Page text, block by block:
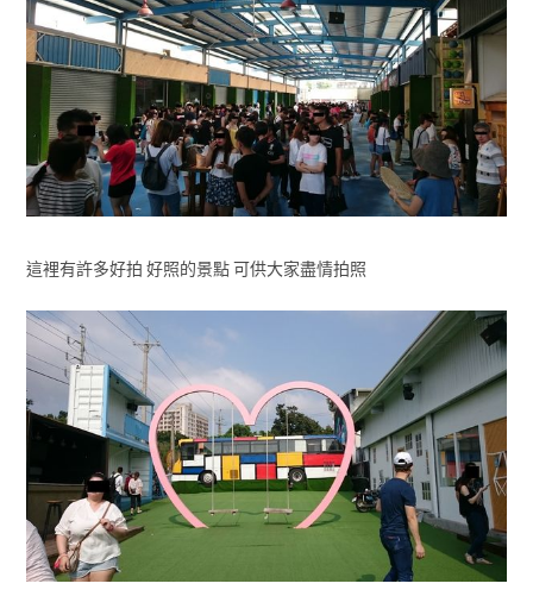
這裡有許多好拍 好照的景點 可供大家盡情拍照